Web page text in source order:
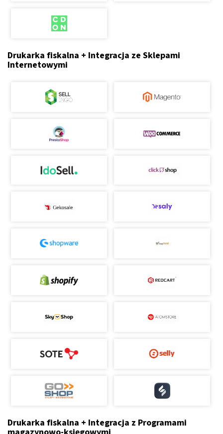
Drukarka fiskalna + Integracja ze Sklepami
Internetowymi
Drukarka fiskalna + Integracja z Programami